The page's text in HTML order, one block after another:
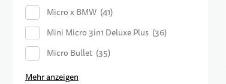
Micro x BMW 41
Mini Micro 3in1 Deluxe Plus 36
Micro Bullet 35
Mehr anzeigen